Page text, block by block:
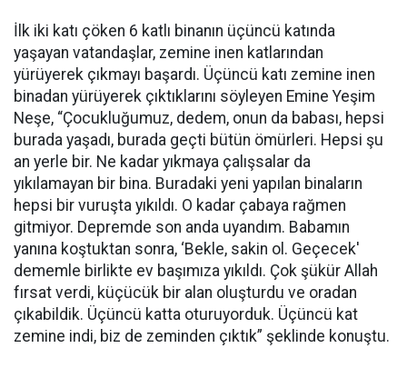
İlk iki katı çöken 6 katlı binanın üçüncü katında
yaşayan vatandaşlar, zemine inen katlarından
yürüyerek çıkmayı başardı. Üçüncü katı zemine inen
binadan yürüyerek çıktıklarını söyleyen Emine Yeşim
Neşe, “Çocukluğumuz, dedem, onun da babası, hepsi
burada yaşadı, burada geçti bütün ömürleri. Hepsi şu
an yerle bir. Ne kadar yıkmaya çalışsalar da
yıkılamayan bir bina. Buradaki yeni yapılan binaların
hepsi bir vuruşta yıkıldı. O kadar çabaya rağmen
gitmiyor. Depremde son anda uyandım. Babamın
yanına koştuktan sonra, ‘Bekle, sakin ol. Geçecek'
dememle birlikte ev başımıza yıkıldı. Çok şükür Allah
fırsat verdi, küçücük bir alan oluşturdu ve oradan
çıkabildik. Üçüncü katta oturuyorduk. Üçüncü kat
zemine indi, biz de zeminden çıktık” şeklinde konuştu.